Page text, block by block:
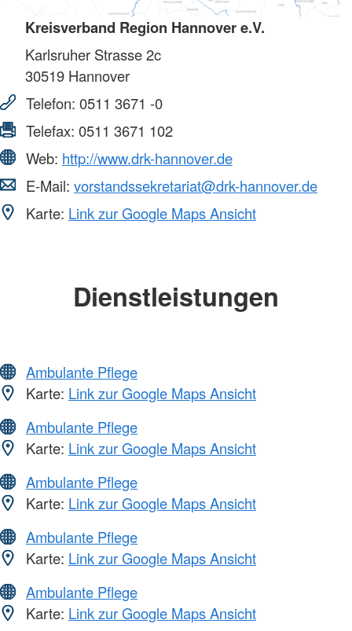
Kreisverband Region Hannover e.V.
Karlsruher Strasse 2c
30519 Hannover
Telefon: 0511 3671 -0
Telefax: 0511 3671 102
Web: http://www.drk-hannover.de
E-Mail: vorstandssekretariat@drk-hannover.de
Karte: Link zur Google Maps Ansicht
Dienstleistungen
Ambulante Pflege
Karte: Link zur Google Maps Ansicht
Ambulante Pflege
Karte: Link zur Google Maps Ansicht
Ambulante Pflege
Karte: Link zur Google Maps Ansicht
Ambulante Pflege
Karte: Link zur Google Maps Ansicht
Ambulante Pflege
Karte: Link zur Google Maps Ansicht